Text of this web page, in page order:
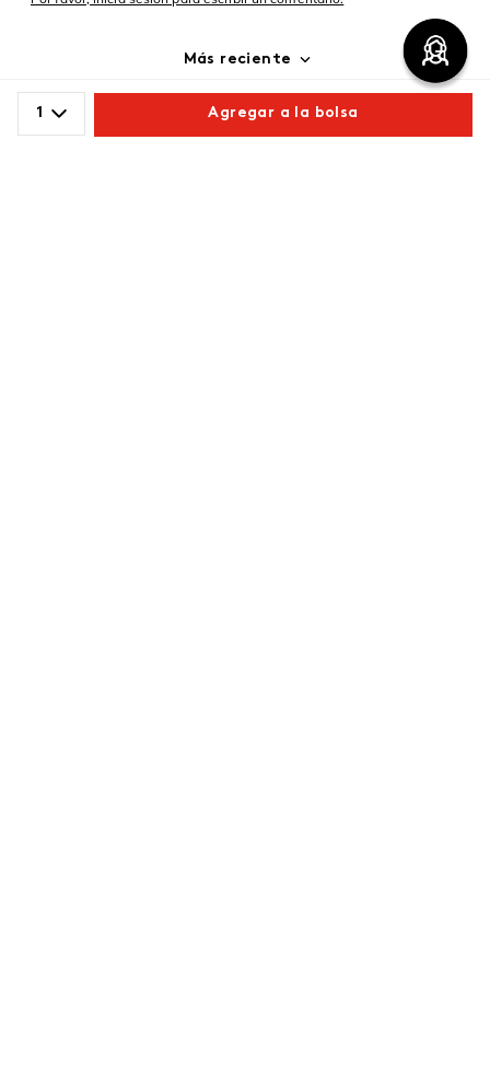
1 Agregar a la bolsa
Más reciente
Cargando comentarios…